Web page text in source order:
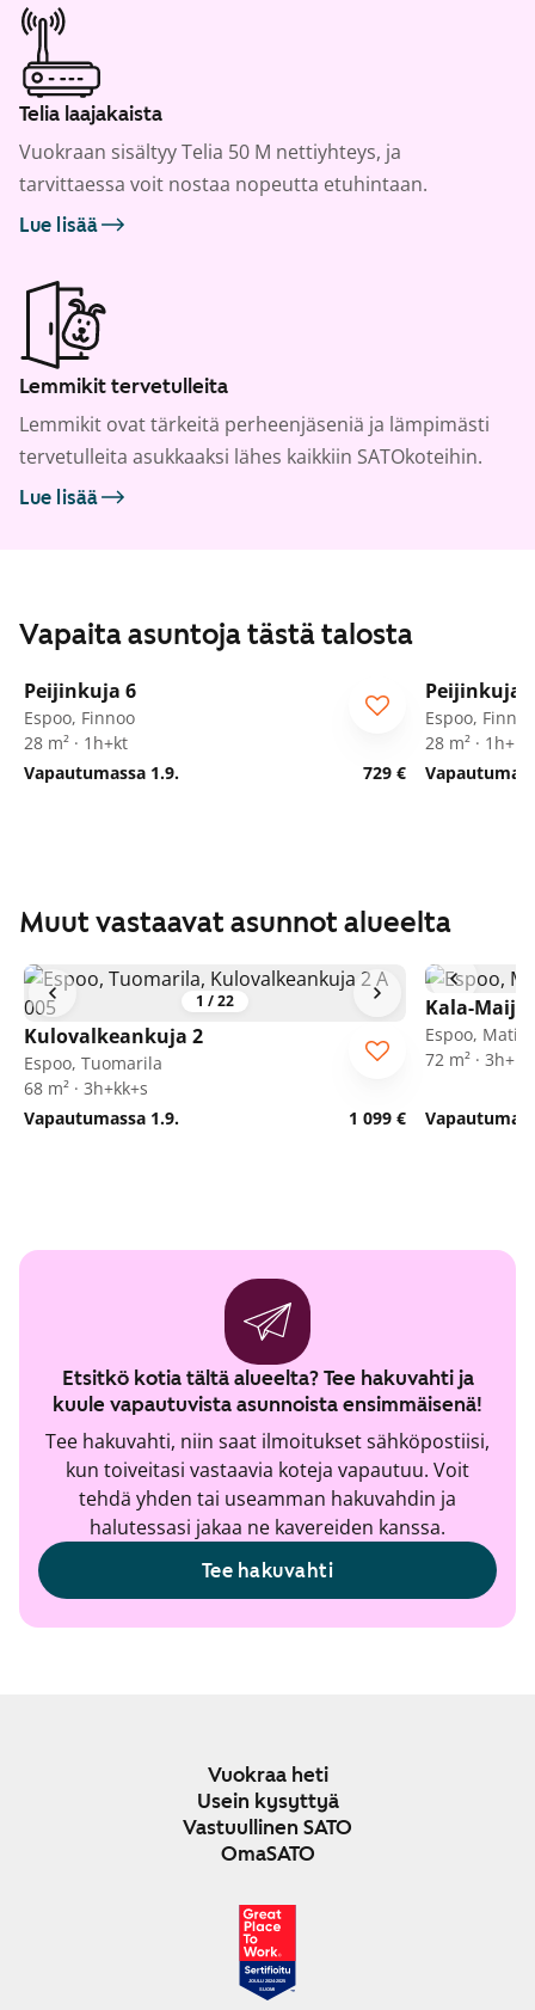
Telia laajakaista
Vuokraan sisältyy Telia 50 M nettiyhteys, ja
tarvittaessa voit nostaa nopeutta etuhintaan.
Lue lisää
Lemmikit tervetulleita
Lemmikit ovat tärkeitä perheenjäseniä ja lämpimästi
tervetulleita asukkaaksi lähes kaikkiin SATOkoteihin.
Lue lisää
Vapaita asuntoja tästä talosta
/18
Peijinkuja 6
Espoo, Finnoo
28 m² · 1h+kt
Vapautumassa 1.9.
729 €
Peijinkuja
Espoo, Finnoo
28 m² · 1h+kt
Muut vastaavat asunnot alueelta
1 /22
Kulovalkeankuja 2
Espoo, Tuomarila
68 m² · 3h+kk+s
Vapautumassa 1.9.
1 099 €
Kala-Maija
Espoo,
72 m² ·
Etsitkö kotia tältä alueelta? Tee hakuvahti ja
kuule vapautuvista asunnoista ensimmäisenä!
Tee hakuvahti, niin saat ilmoitukset sähköpostiisi,
kun toiveitasi vastaavia koteja vapautuu. Voit
tehdä yhden tai useamman hakuvahdin ja
halutessasi jakaa ne kavereiden kanssa.
Tee hakuvahti
Vuokraa heti
Usein kysyttyä
Vastuullinen SATO
OmaSATO
JOULU 2024-2025
SUOMI